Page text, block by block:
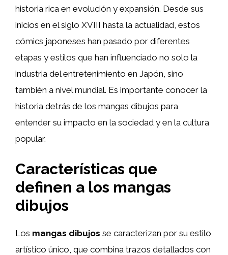
historia rica en evolución y expansión. Desde sus
inicios en el siglo XVIII hasta la actualidad, estos
cómics japoneses han pasado por diferentes
etapas y estilos que han influenciado no solo la
industria del entretenimiento en Japón, sino
también a nivel mundial. Es importante conocer la
historia detrás de los mangas dibujos para
entender su impacto en la sociedad y en la cultura
popular.
Características que
definen a los mangas
dibujos
Los mangas dibujos se caracterizan por su estilo
artístico único, que combina trazos detallados con